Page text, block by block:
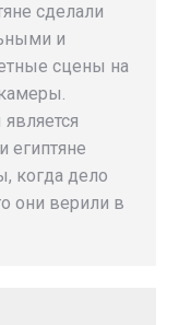
сделали
и
сцены на
египтяне
когда дело
они верили в